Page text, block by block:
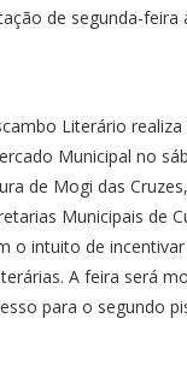
de segunda-feira
Literário
Municipal no
de Mogi das
Municipais de
o intuito de
A feira será
para o segundo